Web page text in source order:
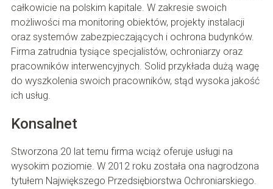
całkowicie na polskim kapitale. W zakresie swoich
możliwości ma monitoring obiektów, projekty instalacji
oraz systemów zabezpieczających i ochrona budynków.
Firma zatrudnia tysiące specjalistów, ochroniarzy oraz
pracowników interwencyjnych. Solid przykłada dużą wagę
do wyszkolenia swoich pracowników, stąd wysoka jakość
ich usług.
Konsalnet
Stworzona 20 lat temu firma wciąż oferuje usługi na
wysokim poziomie. W 2012 roku została ona nagrodzona
tytułem Największego Przedsiębiorstwa Ochroniarskiego.